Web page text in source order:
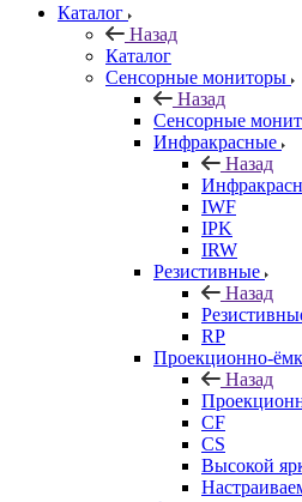
Каталог
Назад
Каталог
Сенсорные мониторы
Назад
Сенсорные
Инфракрасные
Назад
IWF
IPK
IRW
Резистивные
Назад
RP
Проекционно-
Назад
CF
CS
Высокой